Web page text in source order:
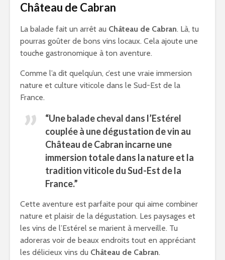
Château de Cabran
La balade fait un arrêt au Château de Cabran. Là, tu
pourras goûter de bons vins locaux. Cela ajoute une
touche gastronomique à ton aventure.
Comme l’a dit quelqu’un, c’est une vraie immersion
nature et culture viticole dans le Sud-Est de la
France.
“Unebalade cheval dans l’Estérel
couplée à unedégustation de vin au
Château de Cabran incarne une
immersion totale dans la nature et la
tradition viticole du Sud-Est de la
France.”
Cette aventure est parfaite pour qui aime combiner
nature et plaisir de la dégustation. Les paysages et
les vins de l’Estérel se marient à merveille. Tu
adoreras voir de beaux endroits tout en appréciant
les délicieux vins du Château de Cabran.